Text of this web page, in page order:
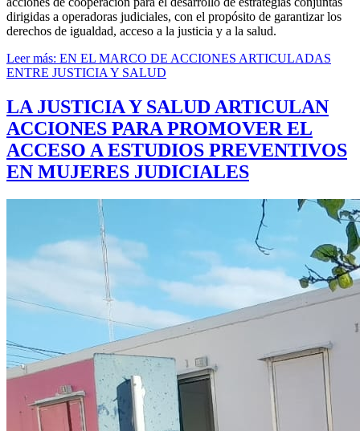
dirigidas a operadoras judiciales, con el propósito de garantizar los
derechos de igualdad, acceso a la justicia y a la salud.
Leer más: EN EL MARCO DE ACCIONES ARTICULADAS
ENTRE JUSTICIA Y SALUD
LA JUSTICIA Y SALUD ARTICULAN
ACCIONES PARA PROMOVER EL
ACCESO A ESTUDIOS PREVENTIVOS
EN MUJERES JUDICIALES